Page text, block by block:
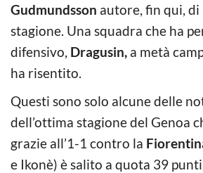
Gudmundsson autore, fin qui,
stagione. Una squadra che ha
difensivo, Dragusin, a metà
ha risentito.
Questi sono solo alcune delle
dell’ottima stagione del Genoa
grazie all’1-1 contro la
e Ikonè) è salito a quota 39